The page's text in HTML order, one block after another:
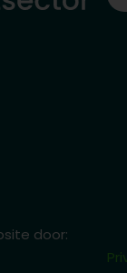
door: